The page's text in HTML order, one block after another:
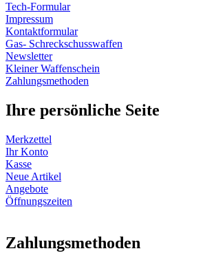
Tech-Formular
Impressum
Kontaktformular
Gas- Schreckschusswaffen
Newsletter
Kleiner Waffenschein
Zahlungsmethoden
Ihre persönliche Seite
Merkzettel
Ihr Konto
Kasse
Neue Artikel
Angebote
Öffnungszeiten
Zahlungsmethoden